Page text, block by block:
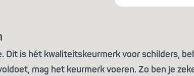
Dit is hét kwaliteitskeurmerk voor schilders,
mag het keurmerk voeren. Zo ben je